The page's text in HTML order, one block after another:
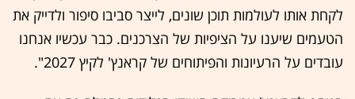
לקחת אותו לעולמות תוכן שונים, לייצר סביבו סיפור ולדייק את
הטעמים שיענו על הציפיות של הצרכנים. כבר עכשיו אנחנו
עובדים על הרעיונות והפיתוחים של קראנץ' לקיץ 2027".